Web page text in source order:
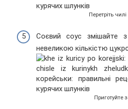
Перетріть
Соєвий соус змішайте
невеликою кількістю
Приготуйте